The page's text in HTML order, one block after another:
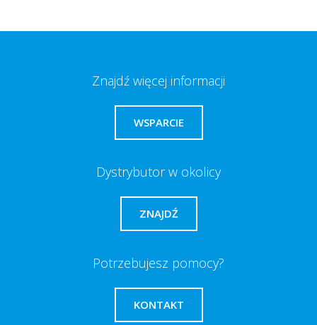
Znajdź więcej informacji
WSPARCIE
Dystrybutor w okolicy
ZNAJDŹ
Potrzebujesz pomocy?
KONTAKT